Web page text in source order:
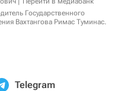
Государственного
Вахтангова Римас Туминас.
Telegram